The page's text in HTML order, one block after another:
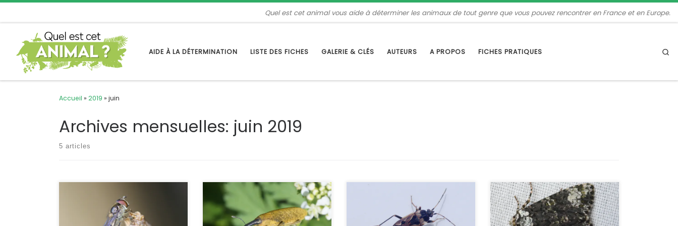
Quel est cet animal vous aide à déterminer les animaux de tout genre que vous pouvez rencontrer en France et en Europe.
AIDE À LA DÉTERMINATION LISTE DES FICHES GALERIE & CLÉS AUTEURS A PROPOS FICHES PRATIQUES
Accueil » 2019 » juin
Archives mensuelles: juin 2019
5 articles
Ce petit syprhe n’a pas de nom
vernaculaire ni en français ni dans
une autre langue. C’est une injustice
car c’est une espèce très commune
Les lixes font partie des plus gros
charançons de notre faune. Le lixe
poudreux est présent dans toute la
France, mais il est plus fréquent dans
C’est une espèce très répandue et
que l’on peut rencontrer dans
différents milieux. Elle est plutôt
grégaire et il n’est pas rare de
Cette noctuelle est assez facile à
identifier grâce aux motifs du thorax
et des ailes antérieures. Sa chenille
est polyphage, ce qui explique qu’elle